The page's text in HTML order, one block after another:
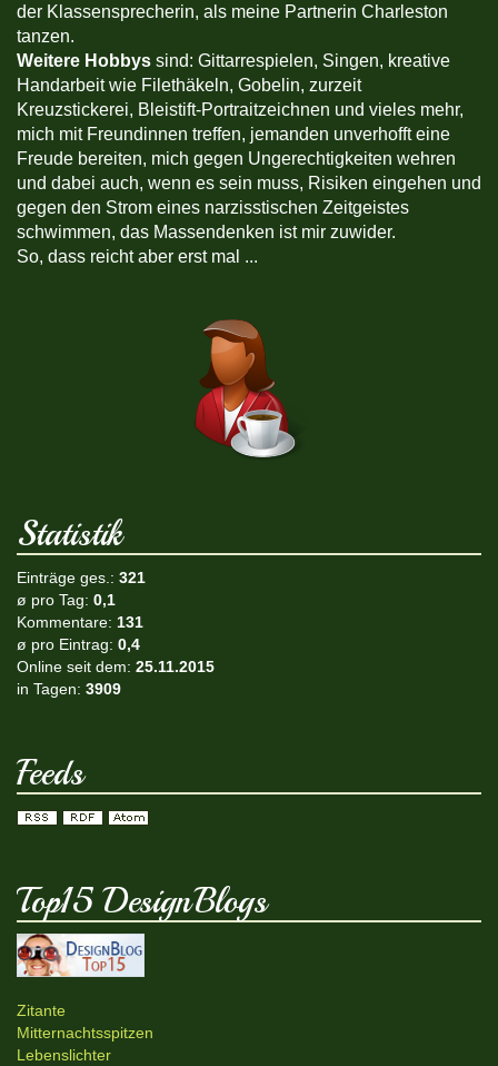
der Klassensprecherin, als meine Partnerin Charleston
tanzen.
Weitere Hobbys sind: Gittarrespielen, Singen, kreative
Handarbeit wie Filethäkeln, Gobelin, zurzeit
Kreuzstickerei, Bleistift-Portraitzeichnen und vieles mehr,
mich mit Freundinnen treffen, jemanden unverhofft eine
Freude bereiten, mich gegen Ungerechtigkeiten wehren
und dabei auch, wenn es sein muss, Risiken eingehen und
gegen den Strom eines narzisstischen Zeitgeistes
schwimmen, das Massendenken ist mir zuwider.
So, dass reicht aber erst mal ...
Statistik
Einträge ges.: 321
ø pro Tag: 0,1
Kommentare: 131
ø pro Eintrag: 0,4
Online seit dem: 25.11.2015
in Tagen: 3909
Feeds
Top15 DesignBlogs
Zitante
Mitternachtsspitzen
Lebenslichter